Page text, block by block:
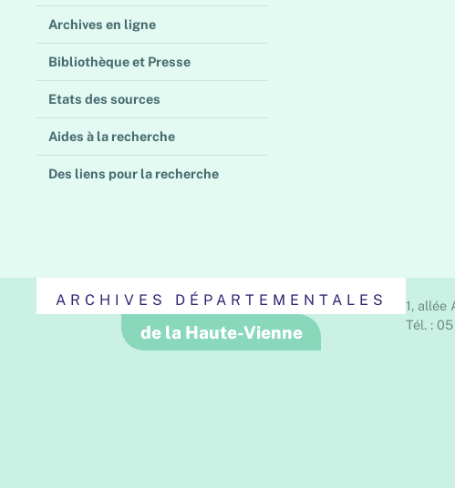
Archives en ligne
Bibliothèque et Presse
Etats des sources
Aides à la recherche
Des liens pour la recherche
ARCHIVES DÉPARTEMENTALES
de la Haute-Vienne
1, allée
Tél. :